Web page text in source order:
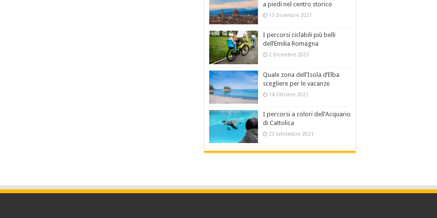
a piedi nel centro storico
13 Dicembre 2021
I percorsi ciclabili più belli
dell’Emilia Romagna
2 Dicembre 2021
Quale zona dell’Isola d’Elba
scegliere per le vacanze
14 Ottobre 2021
I percorsi a colori dell’Acquario
di Cattolica
23 Settembre 2021